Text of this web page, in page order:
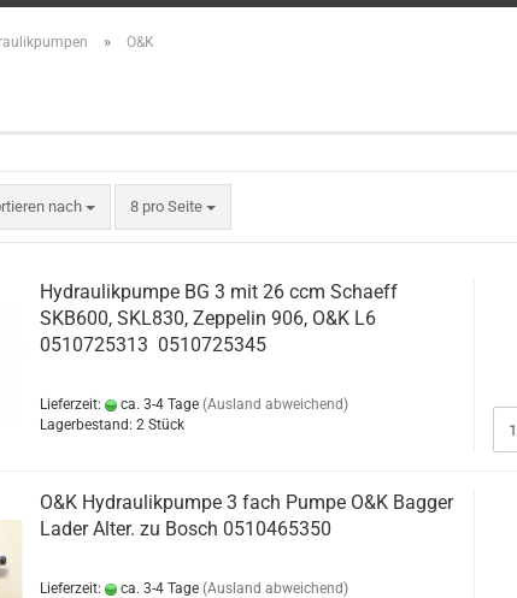
» O&K
nach 8 pro Seite
Hydraulikpumpe BG 3 mit 26 ccm Schaeff
SKB600, SKL830, Zeppelin 906, O&K L6
0510725313 0510725345
Lieferzeit: ca. 3-4 Tage (Ausland abweichend)
Lagerbestand: 2 Stück
O&K Hydraulikpumpe 3 fach Pumpe O&K Bagger
Lader Alter. zu Bosch 0510465350
Lieferzeit: ca. 3-4 Tage (Ausland abweichend)